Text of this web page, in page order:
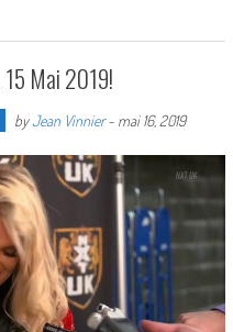
Mai 2019!
byJean Vinnier- mai 16, 2019